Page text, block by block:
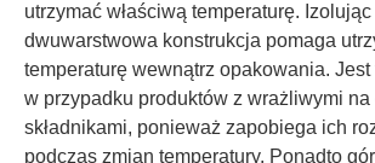
utrzymać właściwą temperaturę. Izolując
dwuwarstwowa konstrukcja pomaga
temperaturę wewnątrz opakowania.
w przypadku produktów z wrażliwymi na
składnikami, ponieważ zapobiega ich
podczas zmian temperatury. Ponadto